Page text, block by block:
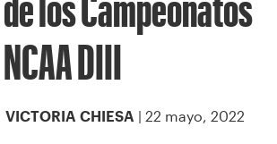
de los Campeonatos
NCAA DIII
VICTORIA CHIESA | 22 mayo, 2022